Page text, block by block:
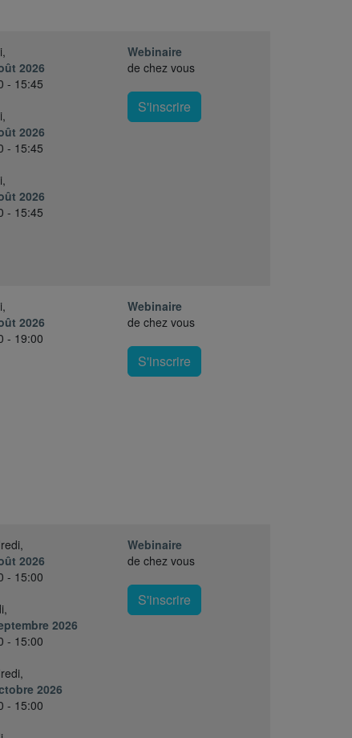
2026
- 15:45
2026
- 15:45
2026
- 15:45
Webinaire
de chez vous
S'inscrire
2026
- 19:00
Webinaire
de chez vous
S'inscrire
2026
- 15:00
2026
- 15:00
2026
- 15:00
Webinaire
de chez vous
S'inscrire